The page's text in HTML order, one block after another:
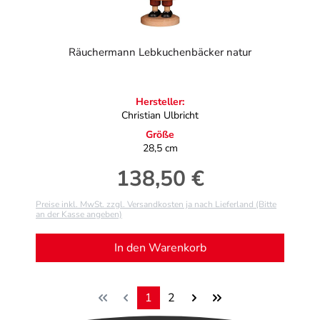
Räuchermann Lebkuchenbäcker natur
Hersteller:
Christian Ulbricht
Größe
28,5 cm
Regulärer Preis:
138,50 €
Preise inkl. MwSt. zzgl. Versandkosten ja nach Lieferland (Bitte
an der Kasse angeben)
In den Warenkorb
Seite
1 Seite
2